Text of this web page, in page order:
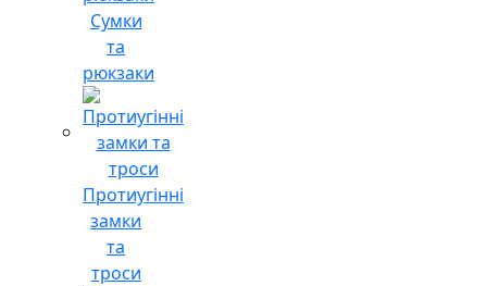
Сумки
та
рюкзаки
Протиугінні
замки
та
троси